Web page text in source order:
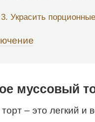
3. Украсить
муссовый
– это легкий и